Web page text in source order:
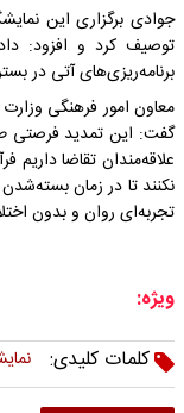
جوادی برگزاری این
توصیف کرد و افزود:
برنامه‌ریزی‌های آتی در
معاون امور فرهنگی
گفت: این تمدید فرصتی
علاقه‌مندان تقاضا داریم
نکنند تا در زمان
تجربه‌ای روان و بدون
ویژه:
کلمات کلیدی: